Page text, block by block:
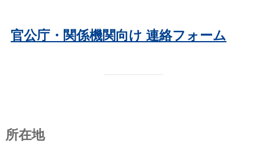
官公庁・関係機関向け 連絡フォーム
所在地